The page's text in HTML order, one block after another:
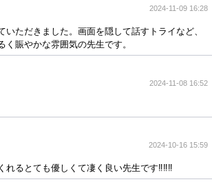
2024-11-09 16:28
いただきました。画面を隠して話すトライなど、
く賑やかな雰囲気の先生です。
2024-11-08 16:52
2024-10-16 15:59
れるとても優しくて凄く良い先生です‼︎‼︎‼︎